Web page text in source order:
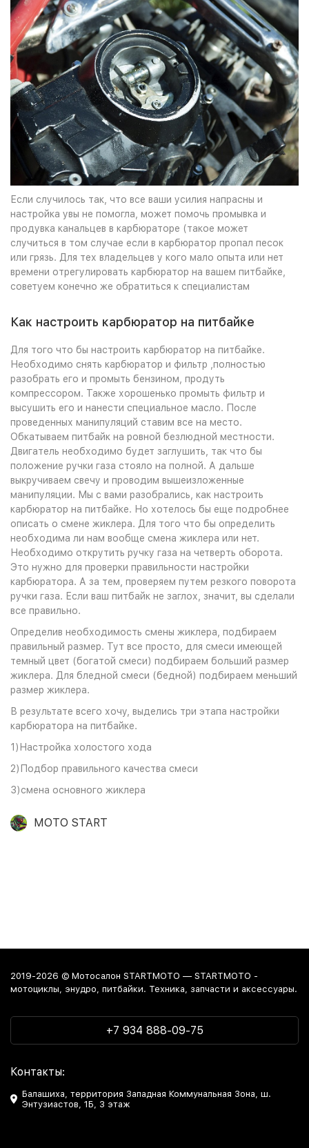
Если случилось так, что все ваши усилия напрасны и
настройка увы не помогла, может помочь промывка и
продувка канальцев в карбюраторе (такое может
случиться в том случае если в карбюратор пропал песок
или грязь. Для тех владельцев у кого мало опыта или нет
времени отрегулировать карбюратор на вашем питбайке,
советуем конечно же обратиться к специалистам
Как настроить карбюратор на питбайке
Для того что бы настроить карбюратор на питбайке.
Необходимо снять карбюратор и фильтр ,полностью
разобрать его и промыть бензином, продуть
компрессором. Также хорошенько промыть фильтр и
высушить его и нанести специальное масло. После
проведенных манипуляций ставим все на место.
Обкатываем питбайк на ровной безлюдной местности.
Двигатель необходимо будет заглушить, так что бы
положение ручки газа стояло на полной. А дальше
выкручиваем свечу и проводим вышеизложенные
манипуляции. Мы с вами разобрались, как настроить
карбюратор на питбайке. Но хотелось бы еще подробнее
описать о смене жиклера. Для того что бы определить
необходима ли нам вообще смена жиклера или нет.
Необходимо открутить ручку газа на четверть оборота.
Это нужно для проверки правильности настройки
карбюратора. А за тем, проверяем путем резкого поворота
ручки газа. Если ваш питбайк не заглох, значит, вы сделали
все правильно.
Определив необходимость смены жиклера, подбираем
правильный размер. Тут все просто, для смеси имеющей
темный цвет (богатой смеси) подбираем больший размер
жиклера. Для бледной смеси (бедной) подбираем меньший
размер жиклера.
В результате всего хочу, выделись три этапа настройки
карбюратора на питбайке.
1)Настройка холостого хода
2)Подбор правильного качества смеси
3)смена основного жиклера
MOTO START
2019-2026 © Мотосалон STARTMOTO — STARTMOTO -
мотоциклы, энудро, питбайки. Техника, запчасти и аксессуары.
+7 934 888-09-75
Контакты:
Балашиха, территория Западная Коммунальная Зона, ш.
Энтузиастов, 1Б, 3 этаж